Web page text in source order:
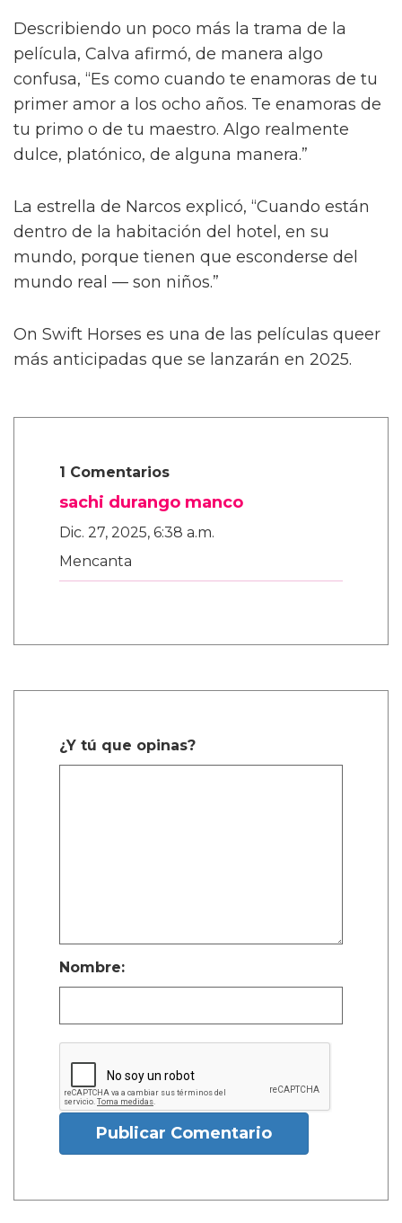
Describiendo un poco más la trama de la
película, Calva afirmó, de manera algo
confusa, “Es como cuando te enamoras de tu
primer amor a los ocho años. Te enamoras de
tu primo o de tu maestro. Algo realmente
dulce, platónico, de alguna manera.”
La estrella de Narcos explicó, “Cuando están
dentro de la habitación del hotel, en su
mundo, porque tienen que esconderse del
mundo real — son niños.”
On Swift Horses es una de las películas queer
más anticipadas que se lanzarán en 2025.
1 Comentarios
sachi durango manco
Dic. 27, 2025, 6:38 a.m.
Mencanta
¿Y tú que opinas?
Nombre:
Publicar Comentario